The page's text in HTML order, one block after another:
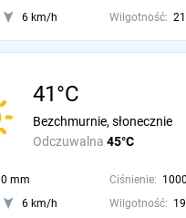
6 km/h Wilgotność:
41°C
Odczuwalna 45°C
Bezchmurnie, słonecznie
0 mm Ciśnienie:
6 km/h Wilgotność: